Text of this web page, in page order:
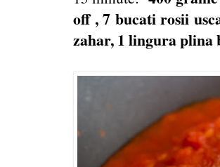
off , 7 bucati rosii
zahar, 1 lingura plina